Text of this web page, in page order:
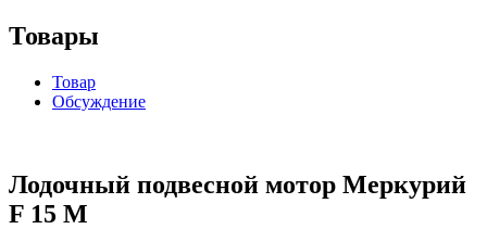
Товары
Товар
Обсуждение
Лодочный подвесной мотор Меркурий
F 15 M